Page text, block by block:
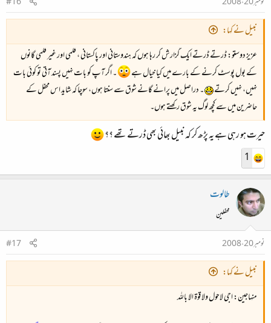
نبیل نے کہا:
عزیز دوستو: ڈرتے ڈرتے ایک گزارش کر رہا ہوں کہ ہندوستانی اور پاکستانی ، فلمی اور غیر فلمی گانوں
کے بول پوسٹ کرنے کے بارے میں کیا خیال ہے
۔ اگر آپ کو بات نہیں پسند آتی تو کوئی بات
نہیں، نہیں کرتے
۔ دراصل میں پرانے گانے شوق سے سنتا ہوں، سوچا کہ شاید اس محفل کے
حاضرین میں سے کچھ لوگ یہ شوق رکھتے ہوں۔
حیرت ہو رہی ہے یہ پڑھ کر کہ نبیل بھائی بھی ڈرتے تھے ؟؟
1
طالوت
محفلین
نومبر 20، 2008
#17
نبیل نے کہا:
منہاجین: اجی لاحول ولا قوۃ الا باللہ